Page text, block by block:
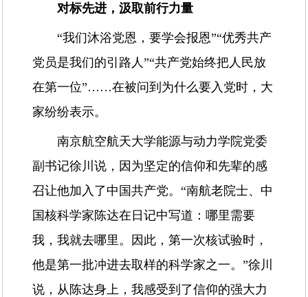
对标先进，汲取前行力量
“我们沐浴党恩，要学会报恩”“优秀共产
党员是我们的引路人”“共产党始终把人民放
在第一位”……在被问到为什么要入党时，大
家纷纷表示。
南京航空航天大学能源与动力学院党委
副书记徐川说，因为坚定的信仰和先辈的感
召让他加入了中国共产党。“南航老院士、中
国核科学家陈达在日记中写道：哪里需要
我，我就去哪里。因此，第一次核试验时，
他是第一批冲进去取样的科学家之一。”徐川
说，从陈达身上，我感受到了信仰的强大力